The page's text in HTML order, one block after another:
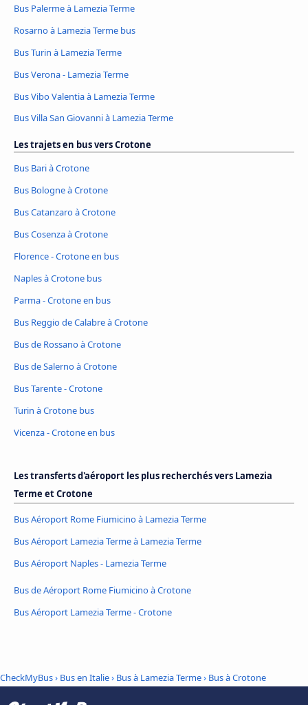
Bus Palerme à Lamezia Terme
Rosarno à Lamezia Terme bus
Bus Turin à Lamezia Terme
Bus Verona - Lamezia Terme
Bus Vibo Valentia à Lamezia Terme
Bus Villa San Giovanni à Lamezia Terme
Les trajets en bus vers Crotone
Bus Bari à Crotone
Bus Bologne à Crotone
Bus Catanzaro à Crotone
Bus Cosenza à Crotone
Florence - Crotone en bus
Naples à Crotone bus
Parma - Crotone en bus
Bus Reggio de Calabre à Crotone
Bus de Rossano à Crotone
Bus de Salerno à Crotone
Bus Tarente - Crotone
Turin à Crotone bus
Vicenza - Crotone en bus
Les transferts d'aéroport les plus recherchés vers Lamezia
Terme et Crotone
Bus Aéroport Rome Fiumicino à Lamezia Terme
Bus Aéroport Lamezia Terme à Lamezia Terme
Bus Aéroport Naples - Lamezia Terme
Bus de Aéroport Rome Fiumicino à Crotone
Bus Aéroport Lamezia Terme - Crotone
CheckMyBus› Bus en Italie› Bus à Lamezia Terme› Bus à Crotone